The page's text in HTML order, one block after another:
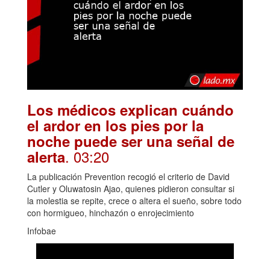
Los médicos explican cuándo
el ardor en los pies por la
noche puede ser una señal de
alerta. 03:20
La publicación Prevention recogió el criterio de David
Cutler y Oluwatosin Ajao, quienes pidieron consultar si
la molestia se repite, crece o altera el sueño, sobre todo
con hormigueo, hinchazón o enrojecimiento
Infobae